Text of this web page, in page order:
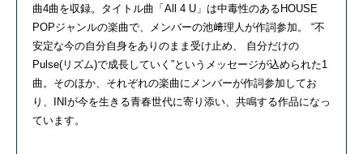
曲4曲を収録。タイトル曲「All 4 U」は中毒性のあるHOUSE
POPジャンルの楽曲で、メンバーの池﨑理人が作詞参加。 “不
安定な今の自分自身をありのまま受け止め、 自分だけの
Pulse(リズム)で成長していく”というメッセージが込められた1
曲。そのほか、それぞれの楽曲にメンバーが作詞参加してお
り、INIが今を生きる青春世代に寄り添い、共鳴する作品になっ
ています。